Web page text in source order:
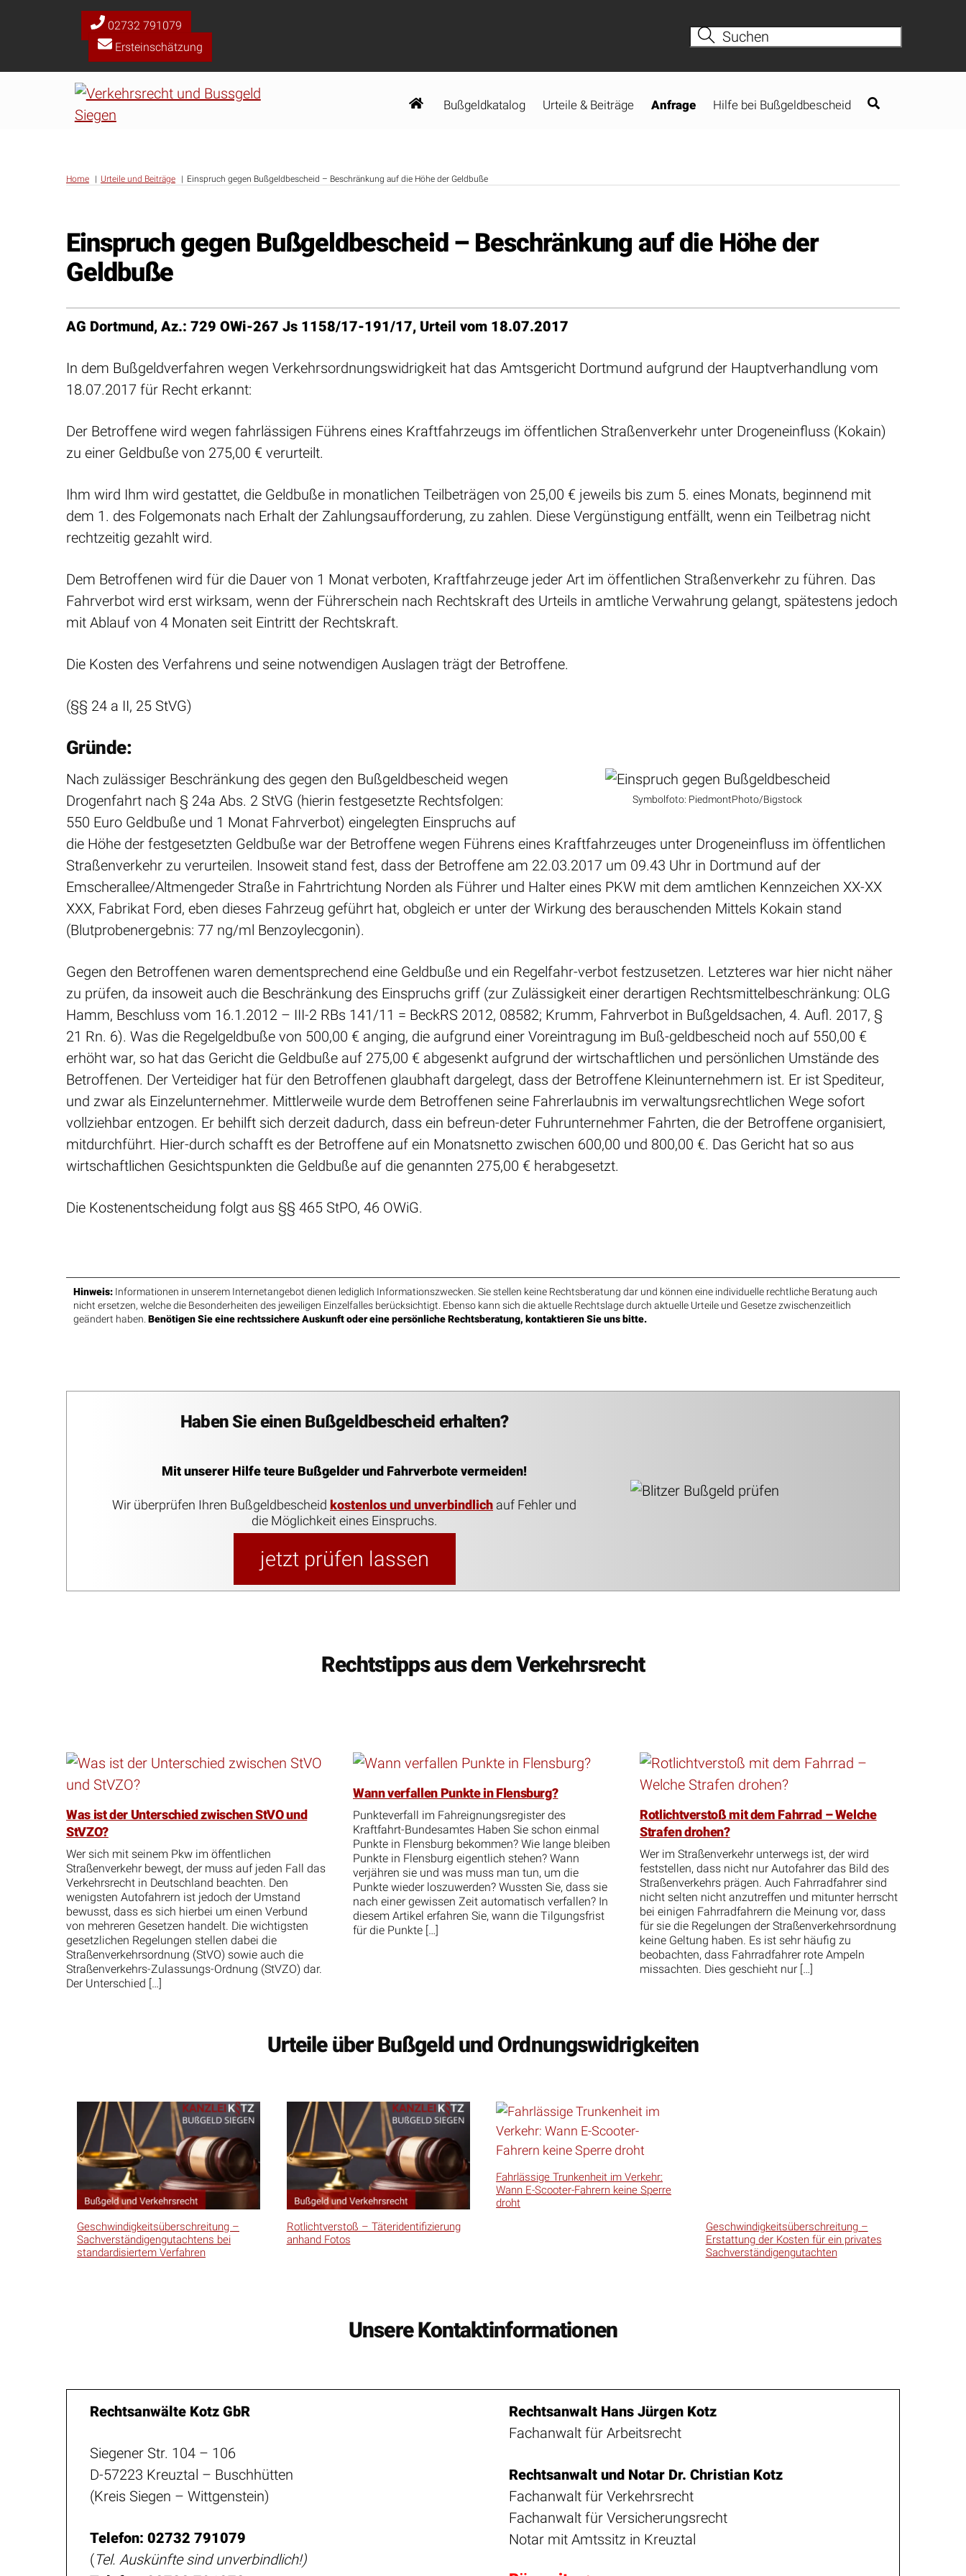
02732 791079
Ersteinschätzung
Bußgeldkatalog Urteile & Beiträge Anfrage Hilfe bei Bußgeldbescheid
Home Urteile und Beiträge Einspruch gegen Bußgeldbescheid – Beschränkung auf die Höhe der Geldbuße
Einspruch gegen Bußgeldbescheid – Beschränkung auf die Höhe der
Geldbuße
AG Dortmund, Az.: 729 OWi-267 Js 1158/17-191/17, Urteil vom 18.07.2017
In dem Bußgeldverfahren wegen Verkehrsordnungswidrigkeit hat das Amtsgericht Dortmund aufgrund der Hauptverhandlung vom
18.07.2017 für Recht erkannt:
Der Betroffene wird wegen fahrlässigen Führens eines Kraftfahrzeugs im öffentlichen Straßenverkehr unter Drogeneinfluss (Kokain)
zu einer Geldbuße von 275,00 € verurteilt.
Ihm wird Ihm wird gestattet, die Geldbuße in monatlichen Teilbeträgen von 25,00 € jeweils bis zum 5. eines Monats, beginnend mit
dem 1. des Folgemonats nach Erhalt der Zahlungsaufforderung, zu zahlen. Diese Vergünstigung entfällt, wenn ein Teilbetrag nicht
rechtzeitig gezahlt wird.
Dem Betroffenen wird für die Dauer von 1 Monat verboten, Kraftfahrzeuge jeder Art im öffentlichen Straßenverkehr zu führen. Das
Fahrverbot wird erst wirksam, wenn der Führerschein nach Rechtskraft des Urteils in amtliche Verwahrung gelangt, spätestens jedoch
mit Ablauf von 4 Monaten seit Eintritt der Rechtskraft.
Die Kosten des Verfahrens und seine notwendigen Auslagen trägt der Betroffene.
(§§ 24 a II, 25 StVG)
Gründe:
Symbolfoto: PiedmontPhoto/Bigstock
Nach zulässiger Beschränkung des gegen den Bußgeldbescheid wegen
Drogenfahrt nach § 24a Abs. 2 StVG (hierin festgesetzte Rechtsfolgen:
550 Euro Geldbuße und 1 Monat Fahrverbot) eingelegten Einspruchs auf
die Höhe der festgesetzten Geldbuße war der Betroffene wegen Führens eines Kraftfahrzeuges unter Drogeneinfluss im öffentlichen
Straßenverkehr zu verurteilen. Insoweit stand fest, dass der Betroffene am 22.03.2017 um 09.43 Uhr in Dortmund auf der
Emscherallee/Altmengeder Straße in Fahrtrichtung Norden als Führer und Halter eines PKW mit dem amtlichen Kennzeichen XX-XX
XXX, Fabrikat Ford, eben dieses Fahrzeug geführt hat, obgleich er unter der Wirkung des berauschenden Mittels Kokain stand
(Blutprobenergebnis: 77 ng/ml Benzoylecgonin).
Gegen den Betroffenen waren dementsprechend eine Geldbuße und ein Regelfahr-verbot festzusetzen. Letzteres war hier nicht näher
zu prüfen, da insoweit auch die Beschränkung des Einspruchs griff (zur Zulässigkeit einer derartigen Rechtsmittelbeschränkung: OLG
Hamm, Beschluss vom 16.1.2012 – III-2 RBs 141/11 = BeckRS 2012, 08582; Krumm, Fahrverbot in Bußgeldsachen, 4. Aufl. 2017, §
21 Rn. 6). Was die Regelgeldbuße von 500,00 € anging, die aufgrund einer Voreintragung im Buß-geldbescheid noch auf 550,00 €
erhöht war, so hat das Gericht die Geldbuße auf 275,00 € abgesenkt aufgrund der wirtschaftlichen und persönlichen Umstände des
Betroffenen. Der Verteidiger hat für den Betroffenen glaubhaft dargelegt, dass der Betroffene Kleinunternehmern ist. Er ist Spediteur,
und zwar als Einzelunternehmer. Mittlerweile wurde dem Betroffenen seine Fahrerlaubnis im verwaltungsrechtlichen Wege sofort
vollziehbar entzogen. Er behilft sich derzeit dadurch, dass ein befreun-deter Fuhrunternehmer Fahrten, die der Betroffene organisiert,
mitdurchführt. Hier-durch schafft es der Betroffene auf ein Monatsnetto zwischen 600,00 und 800,00 €. Das Gericht hat so aus
wirtschaftlichen Gesichtspunkten die Geldbuße auf die genannten 275,00 € herabgesetzt.
Die Kostenentscheidung folgt aus §§ 465 StPO, 46 OWiG.
Hinweis: Informationen in unserem Internetangebot dienen lediglich Informationszwecken. Sie stellen keine Rechtsberatung dar und können eine individuelle rechtliche Beratung auch
nicht ersetzen, welche die Besonderheiten des jeweiligen Einzelfalles berücksichtigt. Ebenso kann sich die aktuelle Rechtslage durch aktuelle Urteile und Gesetze zwischenzeitlich
geändert haben. Benötigen Sie eine rechtssichere Auskunft oder eine persönliche Rechtsberatung, kontaktieren Sie uns bitte.
Haben Sie einen Bußgeldbescheid erhalten?
Mit unserer Hilfe teure Bußgelder und Fahrverbote vermeiden!
Wir überprüfen Ihren Bußgeldbescheid kostenlos und unverbindlich auf Fehler und
die Möglichkeit eines Einspruchs.
jetzt prüfen lassen
Rechtstipps aus dem Verkehrsrecht
Was ist der Unterschied zwischen StVO und
StVZO?
Wer sich mit seinem Pkw im öffentlichen
Straßenverkehr bewegt, der muss auf jeden Fall das
Verkehrsrecht in Deutschland beachten. Den
wenigsten Autofahrern ist jedoch der Umstand
bewusst, dass es sich hierbei um einen Verbund
von mehreren Gesetzen handelt. Die wichtigsten
gesetzlichen Regelungen stellen dabei die
Straßenverkehrsordnung (StVO) sowie auch die
Straßenverkehrs-Zulassungs-Ordnung (StVZO) dar.
Der Unterschied […]
Wann verfallen Punkte in Flensburg?
Punkteverfall im Fahreignungsregister des
Kraftfahrt-Bundesamtes Haben Sie schon einmal
Punkte in Flensburg bekommen? Wie lange bleiben
Punkte in Flensburg eigentlich stehen? Wann
verjähren sie und was muss man tun, um die
Punkte wieder loszuwerden? Wussten Sie, dass sie
nach einer gewissen Zeit automatisch verfallen? In
diesem Artikel erfahren Sie, wann die Tilgungsfrist
für die Punkte […]
Rotlichtverstoß mit dem Fahrrad – Welche
Strafen drohen?
Wer im Straßenverkehr unterwegs ist, der wird
feststellen, dass nicht nur Autofahrer das Bild des
Straßenverkehrs prägen. Auch Fahrradfahrer sind
nicht selten nicht anzutreffen und mitunter herrscht
bei einigen Fahrradfahrern die Meinung vor, dass
für sie die Regelungen der Straßenverkehrsordnung
keine Geltung haben. Es ist sehr häufig zu
beobachten, dass Fahrradfahrer rote Ampeln
missachten. Dies geschieht nur […]
Urteile über Bußgeld und Ordnungswidrigkeiten
Geschwindigkeitsüberschreitung –
Sachverständigengutachtens bei
standardisiertem Verfahren
Rotlichtverstoß – Täteridentifizierung
anhand Fotos
Fahrlässige Trunkenheit im Verkehr:
Wann E-Scooter-Fahrern keine Sperre
droht
Sachverständigengutachten
Unsere Kontaktinformationen
Rechtsanwälte Kotz GbR
Siegener Str. 104 – 106
D-57223 Kreuztal – Buschhütten
(Kreis Siegen – Wittgenstein)
Telefon: 02732 791079
(Tel. Auskünfte sind unverbindlich!)
Rechtsanwalt Hans Jürgen Kotz
Fachanwalt für Arbeitsrecht
Rechtsanwalt und Notar Dr. Christian Kotz
Fachanwalt für Verkehrsrecht
Fachanwalt für Versicherungsrecht
Notar mit Amtssitz in Kreuztal